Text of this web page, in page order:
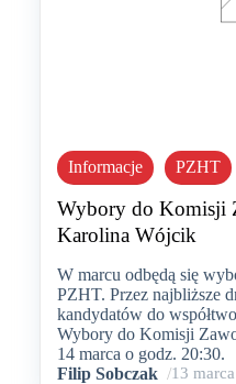
Informacje PZHT
Wybory do Komisji
Karolina Wójcik
W marcu odbędą się
PZHT. Przez najbliższe
kandydatów do
Wybory do Komisji
14 marca o godz. 20:30.
Filip Sobczak /13